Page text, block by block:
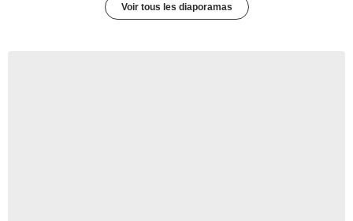
Voir tous les diaporamas